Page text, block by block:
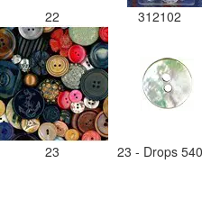
22 312102
23 23 - Drops